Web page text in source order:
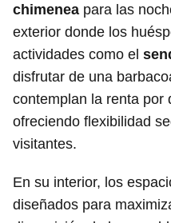
chimenea para las
exterior donde los
actividades como el
disfrutar de una
contemplan la renta por
ofreciendo flexibilidad
visitantes.
En su interior, los
diseñados para